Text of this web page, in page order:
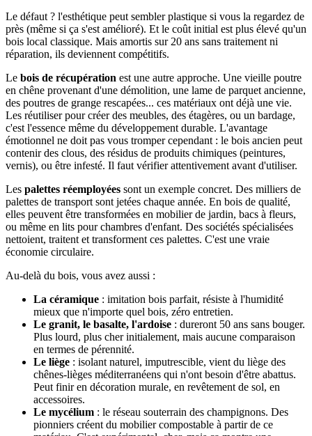
Le défaut ? l'esthétique peut sembler plastique si vous la regardez de
près (même si ça s'est amélioré). Et le coût initial est plus élevé qu'un
bois local classique. Mais amortis sur 20 ans sans traitement ni
réparation, ils deviennent compétitifs.
Le bois de récupération est une autre approche. Une vieille poutre
en chêne provenant d'une démolition, une lame de parquet ancienne,
des poutres de grange rescapées... ces matériaux ont déjà une vie.
Les réutiliser pour créer des meubles, des étagères, ou un bardage,
c'est l'essence même du développement durable. L'avantage
émotionnel ne doit pas vous tromper cependant : le bois ancien peut
contenir des clous, des résidus de produits chimiques (peintures,
vernis), ou être infesté. Il faut vérifier attentivement avant d'utiliser.
Les palettes réemployées sont un exemple concret. Des milliers de
palettes de transport sont jetées chaque année. En bois de qualité,
elles peuvent être transformées en mobilier de jardin, bacs à fleurs,
ou même en lits pour chambres d'enfant. Des sociétés spécialisées
nettoient, traitent et transforment ces palettes. C'est une vraie
économie circulaire.
Au-delà du bois, vous avez aussi :
La céramique : imitation bois parfait, résiste à l'humidité
mieux que n'importe quel bois, zéro entretien.
Le granit, le basalte, l'ardoise : dureront 50 ans sans bouger.
Plus lourd, plus cher initialement, mais aucune comparaison
en termes de pérennité.
Le liège : isolant naturel, imputrescible, vient du liège des
chênes-lièges méditerranéens qui n'ont besoin d'être abattus.
Peut finir en décoration murale, en revêtement de sol, en
accessoires.
Le mycélium : le réseau souterrain des champignons. Des
pionniers créent du mobilier compostable à partir de ce